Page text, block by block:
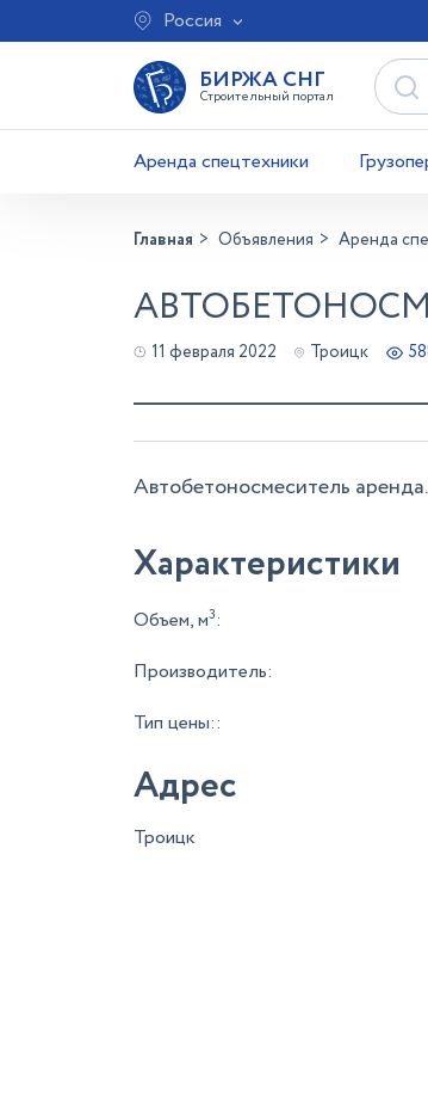
Россия
БИРЖА СНГ
Строительный портал
Аренда спецтехники
Главная Объявления Аренда
11 февраля 2022 Троицк
Автобетоносмеситель
Характеристики
Объем, м3:
Производитель:
Тип цены::
Адрес
Троицк